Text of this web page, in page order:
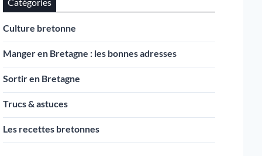
Culture bretonne
Manger en Bretagne : les bonnes adresses
Sortir en Bretagne
Trucs & astuces
Les recettes bretonnes